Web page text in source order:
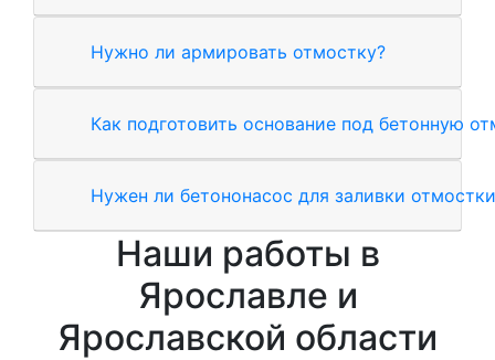
Нужно ли армировать отмостку?
Как подготовить основание под бетонную
Нужен ли бетононасос для заливки
Наши работы в
Ярославле и
Ярославской области